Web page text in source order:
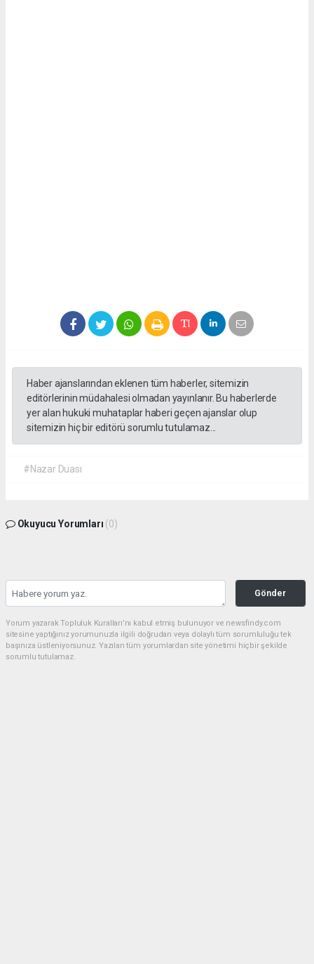
Haber ajanslarından eklenen tüm haberler, sitemizin
editörlerinin müdahalesi olmadan yayınlanır. Bu haberlerde
yer alan hukuki muhataplar haberi geçen ajanslar olup
sitemizin hiç bir editörü sorumlu tutulamaz...
#Nazar Duası
Okuyucu Yorumları (0)
Gönder
Yorum yazarak Topluluk Kuralları’nı kabul etmiş bulunuyor ve newsfindy.com
sitesine yaptığınız yorumunuzla ilgili doğrudan veya dolaylı tüm sorumluluğu tek
başınıza üstleniyorsunuz. Yazılan tüm yorumlardan site yönetimi hiçbir şekilde
sorumlu tutulamaz.